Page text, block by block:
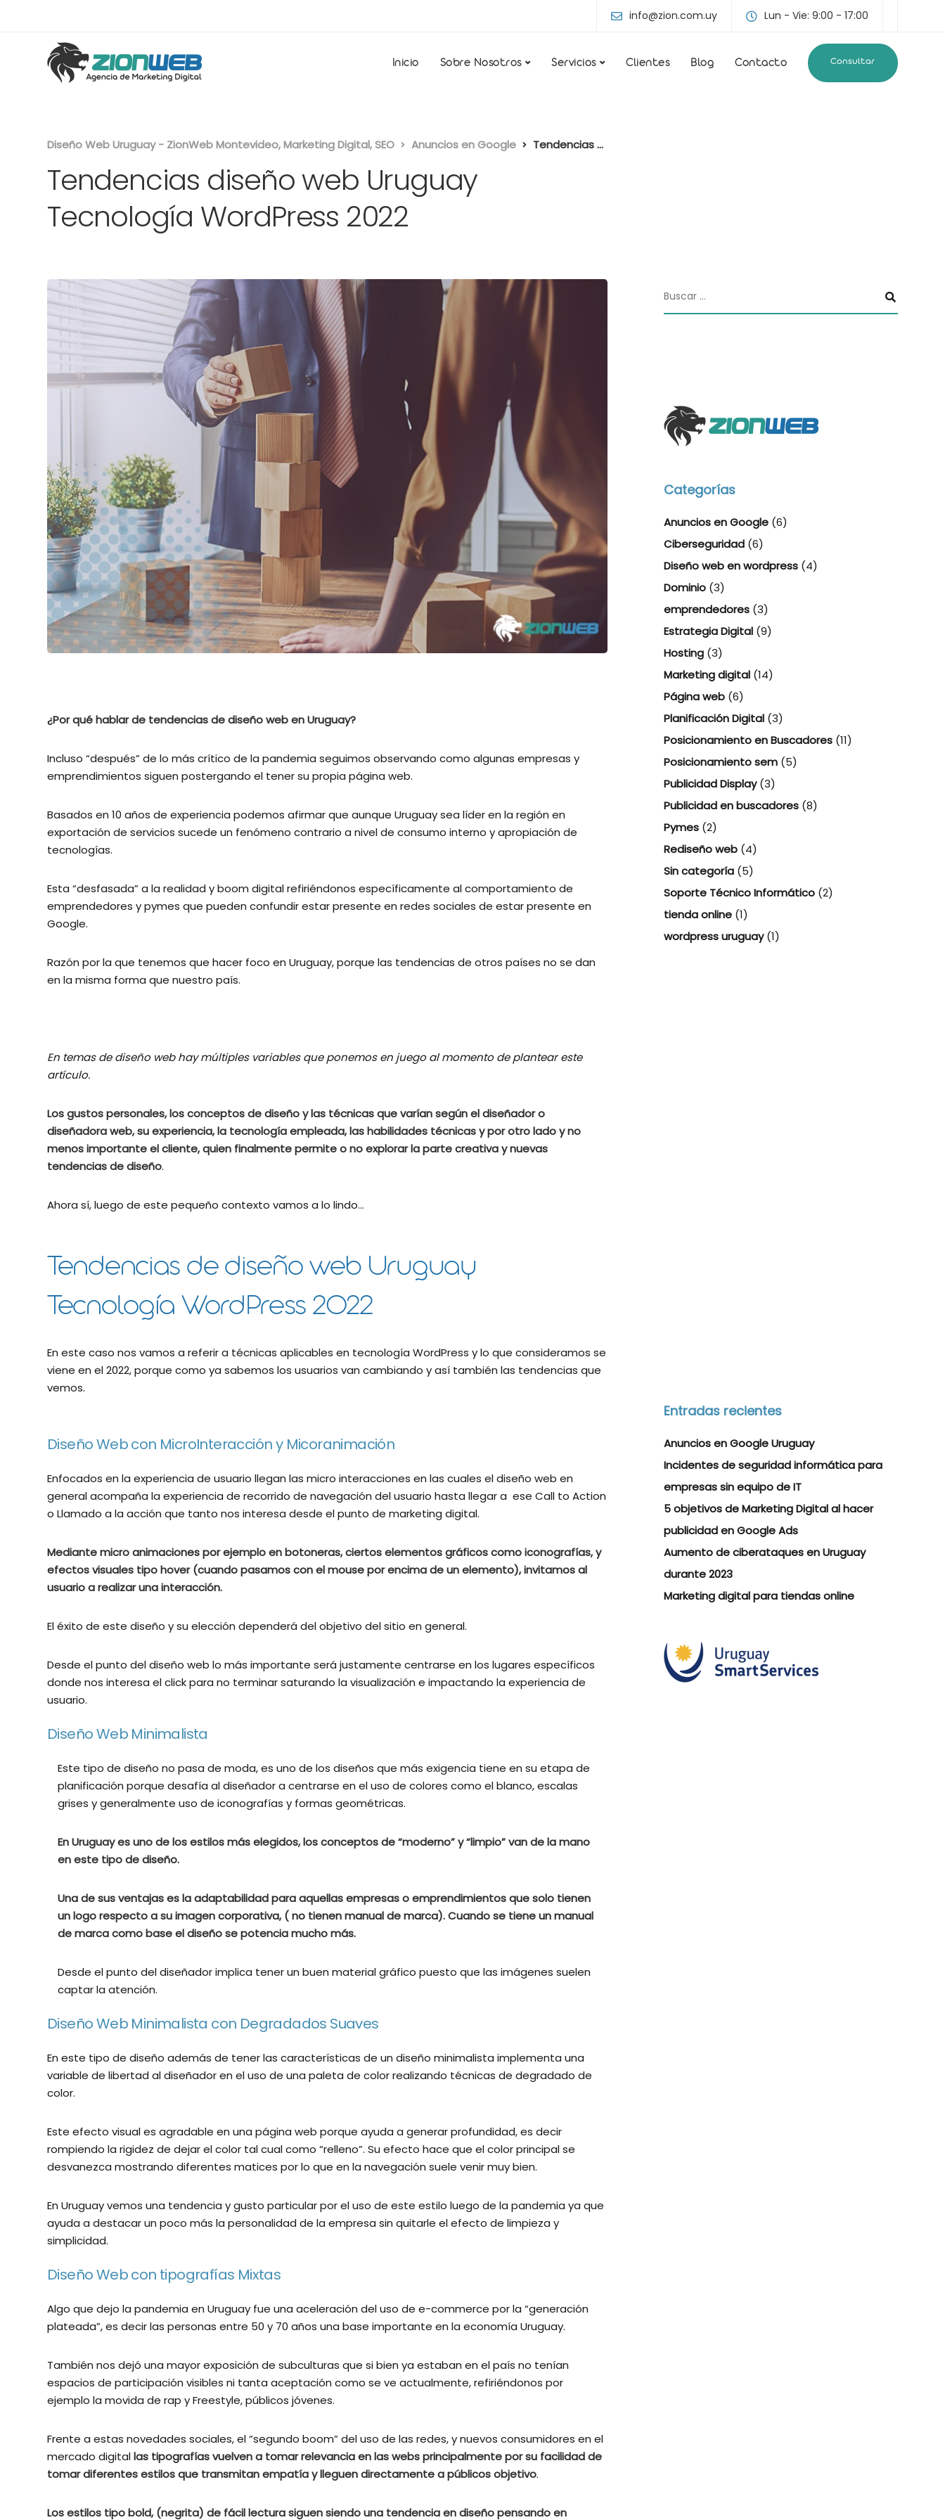
info@zion.com.uy Lun - Vie: 9:00 - 17:00
Inicio Sobre Nosotros Servicios Clientes Blog Contacto Consultar
Diseño Web Uruguay - ZionWeb Montevideo, Marketing Digital, SEO Anuncios en Google Tendencias diseño web Uruguay Tecnología WordPress 2022
Tendencias diseño web Uruguay
Tecnología WordPress 2022
¿Por qué hablar de tendencias de diseño web en Uruguay?
Incluso “después” de lo más crítico de la pandemia seguimos observando como algunas empresas y
emprendimientos siguen postergando el tener su propia página web.
Basados en 10 años de experiencia podemos afirmar que aunque Uruguay sea líder en la región en
exportación de servicios sucede un fenómeno contrario a nivel de consumo interno y apropiación de
tecnologías.
Esta “desfasada” a la realidad y boom digital refiriéndonos específicamente al comportamiento de
emprendedores y pymes que pueden confundir estar presente en redes sociales de estar presente en
Google.
Razón por la que tenemos que hacer foco en Uruguay, porque las tendencias de otros países no se dan
en la misma forma que nuestro país.
En temas de diseño web hay múltiples variables que ponemos en juego al momento de plantear este
artículo.
Los gustos personales, los conceptos de diseño y las técnicas que varían según el diseñador o
diseñadora web, su experiencia, la tecnología empleada, las habilidades técnicas y por otro lado y no
menos importante el cliente, quien finalmente permite o no explorar la parte creativa y nuevas
tendencias de diseño.
Ahora sí, luego de este pequeño contexto vamos a lo lindo…
Tendencias de diseño web Uruguay
Tecnología WordPress 2022
En este caso nos vamos a referir a técnicas aplicables en tecnología WordPress y lo que consideramos se
viene en el 2022, porque como ya sabemos los usuarios van cambiando y así también las tendencias que
vemos.
Diseño Web con MicroInteracción y Micoranimación
Enfocados en la experiencia de usuario llegan las micro interacciones en las cuales el diseño web en
general acompaña la experiencia de recorrido de navegación del usuario hasta llegar a ese Call to Action
o Llamado a la acción que tanto nos interesa desde el punto de marketing digital.
Mediante micro animaciones por ejemplo en botoneras, ciertos elementos gráficos como iconografías, y
efectos visuales tipo hover (cuando pasamos con el mouse por encima de un elemento), invitamos al
usuario a realizar una interacción.
El éxito de este diseño y su elección dependerá del objetivo del sitio en general.
Desde el punto del diseño web lo más importante será justamente centrarse en los lugares específicos
donde nos interesa el click para no terminar saturando la visualización e impactando la experiencia de
usuario.
Diseño Web Minimalista
Este tipo de diseño no pasa de moda, es uno de los diseños que más exigencia tiene en su etapa de
planificación porque desafía al diseñador a centrarse en el uso de colores como el blanco, escalas
grises y generalmente uso de iconografías y formas geométricas.
En Uruguay es uno de los estilos más elegidos, los conceptos de “moderno” y “limpio” van de la mano
en este tipo de diseño.
Una de sus ventajas es la adaptabilidad para aquellas empresas o emprendimientos que solo tienen
un logo respecto a su imagen corporativa, ( no tienen manual de marca). Cuando se tiene un manual
de marca como base el diseño se potencia mucho más.
Desde el punto del diseñador implica tener un buen material gráfico puesto que las imágenes suelen
captar la atención.
Diseño Web Minimalista con Degradados Suaves
En este tipo de diseño además de tener las características de un diseño minimalista implementa una
variable de libertad al diseñador en el uso de una paleta de color realizando técnicas de degradado de
color.
Este efecto visual es agradable en una página web porque ayuda a generar profundidad, es decir
rompiendo la rigidez de dejar el color tal cual como “relleno”. Su efecto hace que el color principal se
desvanezca mostrando diferentes matices por lo que en la navegación suele venir muy bien.
En Uruguay vemos una tendencia y gusto particular por el uso de este estilo luego de la pandemia ya que
ayuda a destacar un poco más la personalidad de la empresa sin quitarle el efecto de limpieza y
simplicidad.
Diseño Web con tipografías Mixtas
Algo que dejo la pandemia en Uruguay fue una aceleración del uso de e-commerce por la “generación
plateada”, es decir las personas entre 50 y 70 años una base importante en la economía Uruguay.
También nos dejó una mayor exposición de subculturas que si bien ya estaban en el país no tenían
espacios de participación visibles ni tanta aceptación como se ve actualmente, refiriéndonos por
ejemplo la movida de rap y Freestyle, públicos jóvenes.
Frente a estas novedades sociales, el “segundo boom” del uso de las redes, y nuevos consumidores en el
mercado digitallas tipografías vuelven a tomar relevancia en las webs principalmente por su facilidad de
tomar diferentes estilos que transmitan empatía y lleguen directamente a públicos objetivo.
Los estilos tipo bold, (negrita) de fácil lectura siguen siendo una tendencia en diseño pensando en
Categorías
Anuncios en Google(6)
Ciberseguridad(6)
Diseño web en wordpress(4)
Dominio(3)
emprendedores(3)
Estrategia Digital(9)
Hosting(3)
Marketing digital(14)
Página web(6)
Planificación Digital(3)
Posicionamiento en Buscadores(11)
Posicionamiento sem(5)
Publicidad Display(3)
Publicidad en buscadores(8)
Pymes(2)
Rediseño web(4)
Sin categoría(5)
Soporte Técnico Informático(2)
tienda online(1)
wordpress uruguay(1)
Entradas recientes
Anuncios en Google Uruguay
Incidentes de seguridad informática para
empresas sin equipo de IT
5 objetivos de Marketing Digital al hacer
publicidad en Google Ads
Aumento de ciberataques en Uruguay
durante 2023
Marketing digital para tiendas online